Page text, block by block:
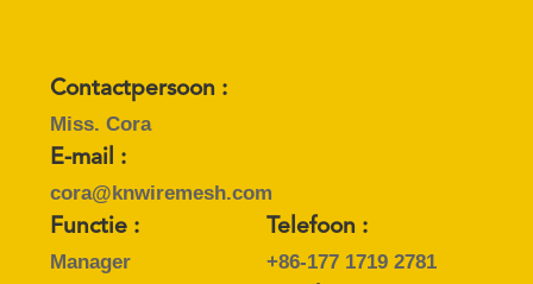
Contactpersoon :
Miss. Cora
E-mail :
cora@knwiremesh.com
Functie :
Manager
Telefoon :
+86-177 1719 2781